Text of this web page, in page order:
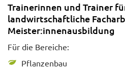
Trainerinnen und Trainer
landwirtschaftliche
Meister:innenausbildung
Für die Bereiche:
Pflanzenbau